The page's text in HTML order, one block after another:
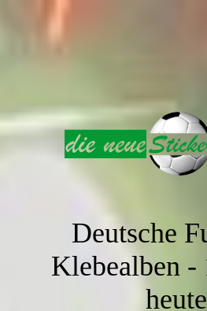
Deutsche
Klebealben -
heute